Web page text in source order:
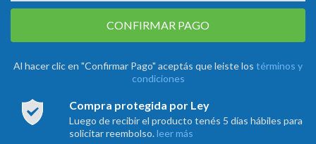
CONFIRMAR PAGO
Al hacer clic en "Confirmar Pago" aceptás que leiste los términos y
condiciones
Compra protegida por Ley
Luego de recibir el producto tenés 5 días hábiles para
solicitar reembolso. leer más